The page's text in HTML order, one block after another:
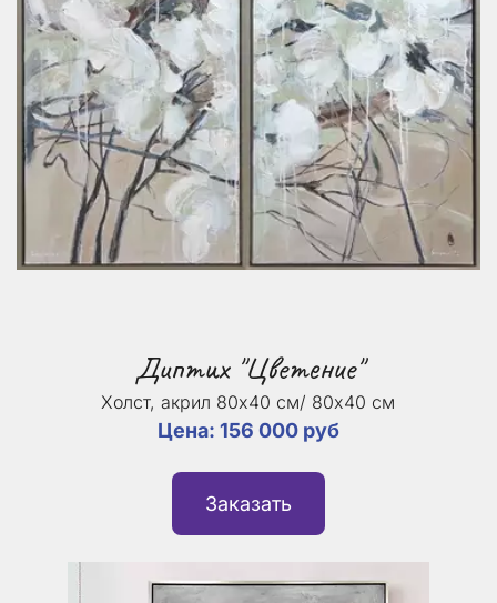
Диптих "Цветение"
Холст, акрил 80х40 см/ 80х40 см
Цена: 156 000 руб
Заказать